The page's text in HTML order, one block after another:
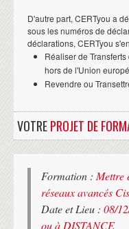
D'autre part, CERTyou a
sous les numéros de
déclarations, CERTyou
Réaliser de
hors de l'Union
Revendre ou
VOTREPROJET DE
Formation : Mettre
réseaux avancés
Date et Lieu : 08/
ou à DISTANCE